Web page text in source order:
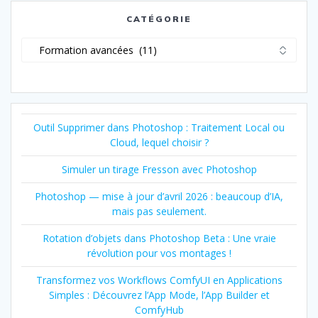
articles
CATÉGORIE
Outil Supprimer dans Photoshop : Traitement Local ou
Cloud, lequel choisir ?
Simuler un tirage Fresson avec Photoshop
Photoshop — mise à jour d’avril 2026 : beaucoup d’IA,
mais pas seulement.
Rotation d’objets dans Photoshop Beta : Une vraie
révolution pour vos montages !
Transformez vos Workflows ComfyUI en Applications
Simples : Découvrez l’App Mode, l’App Builder et
ComfyHub